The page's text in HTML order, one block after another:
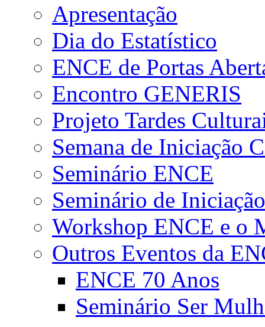
Apresentação
Dia do Estatístico
ENCE de Portas
Encontro GENERIS
Projeto Tardes
Semana de Iniciação
Seminário ENCE
Seminário de
Workshop ENCE e o
Outros Eventos da
ENCE 70 Anos
Seminário Ser